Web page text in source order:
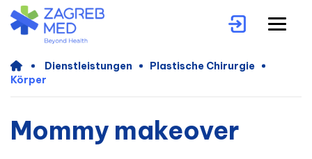
Dienstleistungen
Plastische Chirurgie
Körper
Mommy makeover